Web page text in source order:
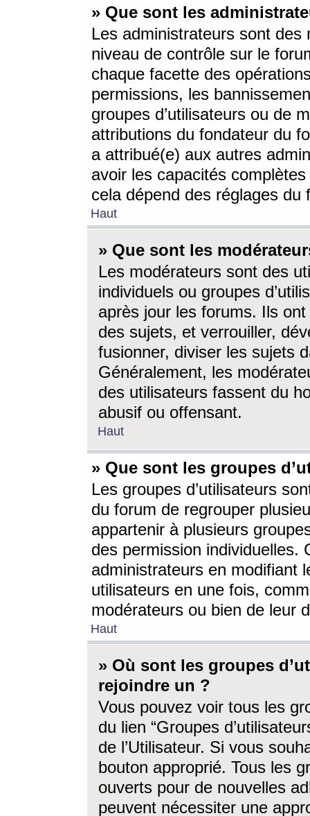
» Que sont les
Les administrateurs sont
niveau de contrôle sur le
chaque facette des
permissions, les
groupes d’utilisateurs ou de
attributions du fondateur du
a attribué(e) aux autres
avoir les capacités
cela dépend des réglages du
Haut
» Que sont les
Les modérateurs sont des
individuels ou groupes
après jour les forums. Ils ont
des sujets, et verrouiller,
fusionner, diviser les sujets
Généralement, les
des utilisateurs fassent du
abusif ou offensant.
Haut
» Que sont les groupes
Les groupes d’utilisateurs
du forum de regrouper
appartenir à plusieurs
des permission individuelles.
administrateurs en modifiant
utilisateurs en une fois,
modérateurs ou bien de leur
Haut
» Où sont les groupes
rejoindre un ?
Vous pouvez voir tous les
du lien “Groupes
de l’Utilisateur. Si vous
bouton approprié. Tous les
ouverts pour de nouvelles
peuvent nécessiter une